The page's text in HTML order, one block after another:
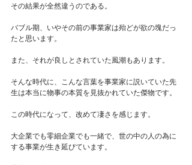
その結果が全然違うのである。
バブル期、いやその前の事業家は殆どが欲の塊だっ
たと思います。
また、それが良しとされていた風潮もあります。
そんな時代に、こんな言葉を事業家に説いていた先
生は本当に物事の本質を見抜かれていた傑物です。
この時代になって、改めて凄さを感じます。
大企業でも零細企業でも一緒で、世の中の人の為に
する事業が生き延びています。